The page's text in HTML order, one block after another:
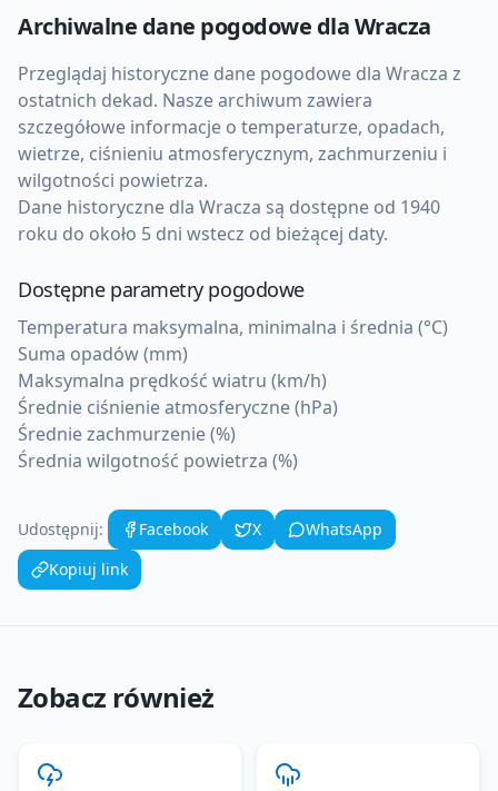
Archiwalne dane pogodowe dlaWracza
Przeglądaj historyczne dane pogodowe dla Wracza z
ostatnich dekad. Nasze archiwum zawiera
szczegółowe informacje o temperaturze, opadach,
wietrze, ciśnieniu atmosferycznym, zachmurzeniu i
wilgotności powietrza.
Dane historyczne dla Wracza są dostępne od 1940
roku do około 5 dni wstecz od bieżącej daty.
Dostępne parametry pogodowe
Temperatura maksymalna, minimalna i średnia (°C)
Suma opadów (mm)
Maksymalna prędkość wiatru (km/h)
Średnie ciśnienie atmosferyczne (hPa)
Średnie zachmurzenie (%)
Średnia wilgotność powietrza (%)
Udostępnij: Facebook X
WhatsApp
Kopiuj link
Zobacz również